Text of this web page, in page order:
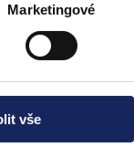
Marketingové
vše